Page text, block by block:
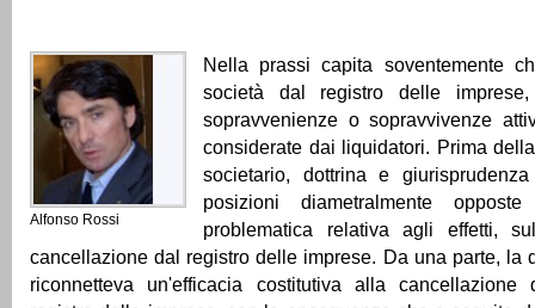
Alfonso Rossi
Nella prassi capita soventemente
società dal registro delle
sopravvenienze o sopravvivenze
considerate dai liquidatori. Prima
societario, dottrina e
posizioni diametralmente
problematica relativa agli effetti,
cancellazione dal registro delle imprese. Da una parte, la
riconnetteva un'efficacia costitutiva alla